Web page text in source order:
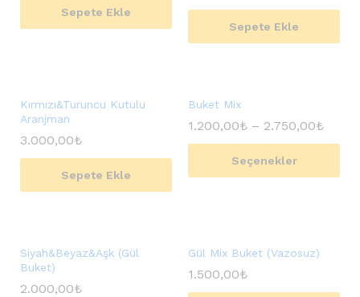
Sepete Ekle
Sepete Ekle
Kırmızı&Turuncu Kutulu
Aranjman
3.000,00₺
Sepete Ekle
Buket Mix
1.200,00₺ – 2.750,00₺
Seçenekler
Siyah&Beyaz&Aşk (Gül
Buket)
2.000,00₺
Gül Mix Buket (Vazosuz)
1.500,00₺